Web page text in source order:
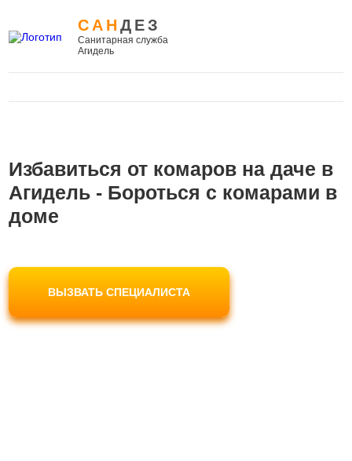
САНДЕЗ
Санитарная служба
Агидель
Избавиться от комаров на даче в
Агидель - Бороться с комарами в
доме
ВЫЗВАТЬ СПЕЦИАЛИСТА